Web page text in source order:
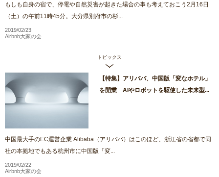
もしも自身の宿で、停電や自然災害が起きた場合の事も考えておこう2月16日
（土）の午前11時45分。大分県別府市の杉...
2019/02/23
Airbnb大家の会
トピックス
【特集】アリババ、中国版「変なホテル」
を開業 AIやロボットを駆使した未来型...
中国最大手のEC運営企業 Alibaba（アリババ）はこのほど、浙江省の省都で同
社の本拠地でもある杭州市に中国版「変...
2019/02/22
Airbnb大家の会